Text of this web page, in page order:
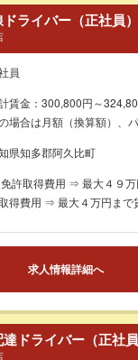
ライバー（正社員）
員
賃金：300,800円～
場合は月額（換算額）、
県知多郡阿久比町
免許取得費用 ⇒ 最大４９
得費用 ⇒ 最大４万円まで
求人情報詳細へ
ドライバー（正社員